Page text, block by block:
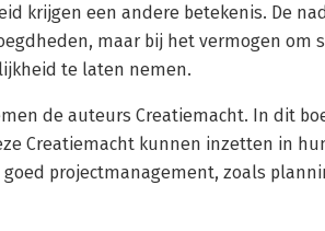
krijgen een andere betekenis. De
maar bij het vermogen om
te laten nemen.
de auteurs Creatiemacht. In dit
Creatiemacht kunnen inzetten in
goed projectmanagement, zoals